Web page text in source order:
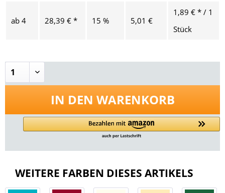
ab 4 28,39 € * 15 % 5,01 €
1,89 € * / 1
Stück
IN DEN WARENKORB
WEITERE FARBEN DIESES ARTIKELS